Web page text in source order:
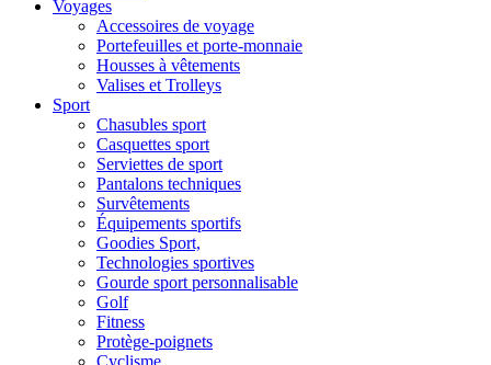
Voyages
Accessoires de voyage
Portefeuilles et porte-monnaie
Housses à vêtements
Valises et Trolleys
Sport
Chasubles sport
Casquettes sport
Serviettes de sport
Pantalons techniques
Survêtements
Équipements sportifs
Goodies Sport,
Technologies sportives
Gourde sport personnalisable
Golf
Fitness
Protège-poignets
Cyclisme